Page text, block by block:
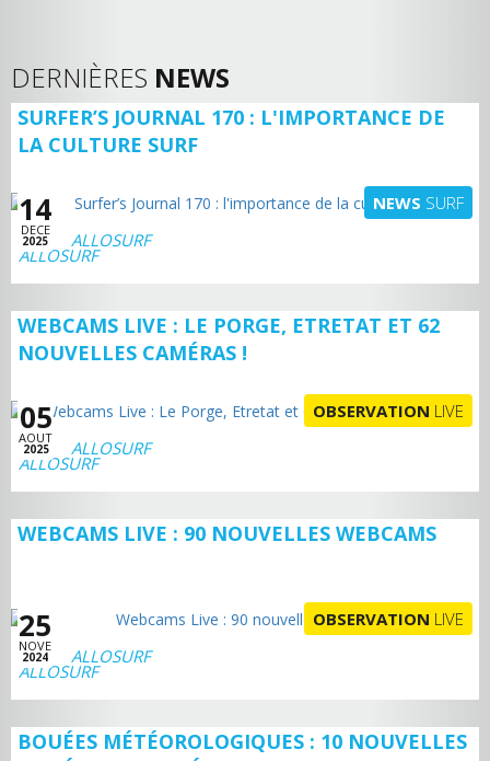
DERNIÈRES NEWS
SURFER’S JOURNAL 170 : L'IMPORTANCE DE
LA CULTURE SURF
14
DECE
2025
NEWS SURF
ALLOSURF
WEBCAMS LIVE : LE PORGE, ETRETAT ET 62
NOUVELLES CAMÉRAS !
05
AOUT
2025
OBSERVATION LIVE
ALLOSURF
WEBCAMS LIVE : 90 NOUVELLES WEBCAMS
25
NOVE
2024
OBSERVATION LIVE
ALLOSURF
BOUÉES MÉTÉOROLOGIQUES : 10 NOUVELLES